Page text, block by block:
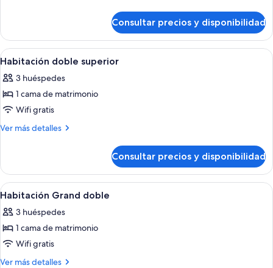
Premium
doble
Consultar precios y disponibilidad
Abrir
todas
las
fotos
de
Habitación
Una habitación de hotel con cama,
4
Habitación doble superior
3 huéspedes
1 cama de matrimonio
Wifi gratis
Ver más detalles
Más
doble
superior
Consultar precios y disponibilidad
Abrir
todas
las
fotos
de
Habitación
Una habitación de hotel moderna
9
Habitación Grand doble
3 huéspedes
1 cama de matrimonio
Wifi gratis
Ver más detalles
Más